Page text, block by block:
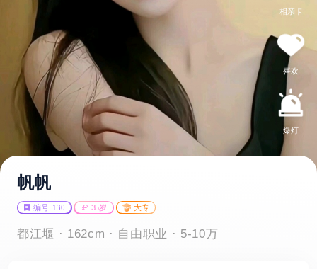
相亲卡
喜欢
爆灯
帆帆
编号: 130 35岁 大专
都江堰 · 162cm · 自由职业 · 5-10万